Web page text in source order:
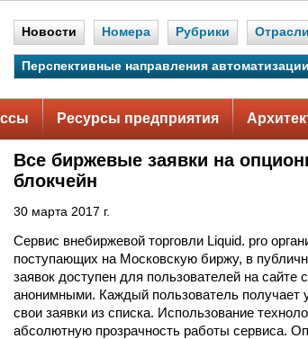
Новости Номера Рубрики Отрасли
Перспективные направления автоматизации
Ресурсы предприятия
Все биржевые заявки на
блокчейн
30 марта 2017 г.
Cервис внебиржевой торговли Liquid. pro
поступающих на Московскую биржу, в
заявок доступен для пользователей на
анонимными. Каждый пользователь получает
свои заявки из списка. Использование
абсолютную прозрачность работы сервиса.